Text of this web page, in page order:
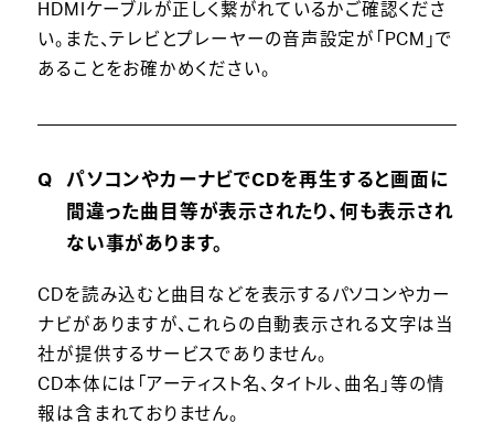
HDMIケーブルが正しく繋がれているかご確認くださ
い。また、テレビとプレーヤーの音声設定が「PCM」で
あることをお確かめください。
パソコンやカーナビでCDを再生すると画面に
間違った曲目等が表示されたり、何も表示され
ない事があります。
CDを読み込むと曲目などを表示するパソコンやカー
ナビがありますが、これらの自動表示される文字は当
社が提供するサービスでありません。
CD本体には「アーティスト名、タイトル、曲名」等の情
報は含まれておりません。